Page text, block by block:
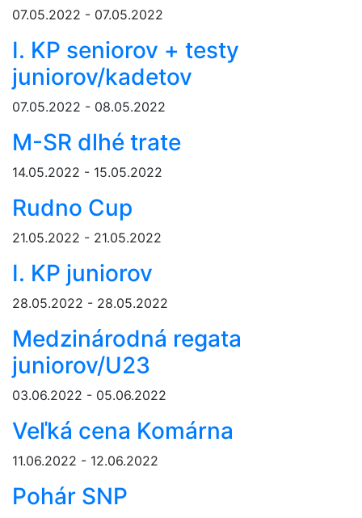
07.05.2022 - 07.05.2022
I. KP seniorov + testy
juniorov/kadetov
07.05.2022 - 08.05.2022
M-SR dlhé trate
14.05.2022 - 15.05.2022
Rudno Cup
21.05.2022 - 21.05.2022
I. KP juniorov
28.05.2022 - 28.05.2022
Medzinárodná regata
juniorov/U23
03.06.2022 - 05.06.2022
Veľká cena Komárna
11.06.2022 - 12.06.2022
Pohár SNP